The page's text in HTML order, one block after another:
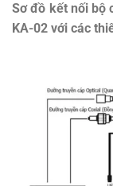
Sơ đồ kết nối bộ
KA-02 với các